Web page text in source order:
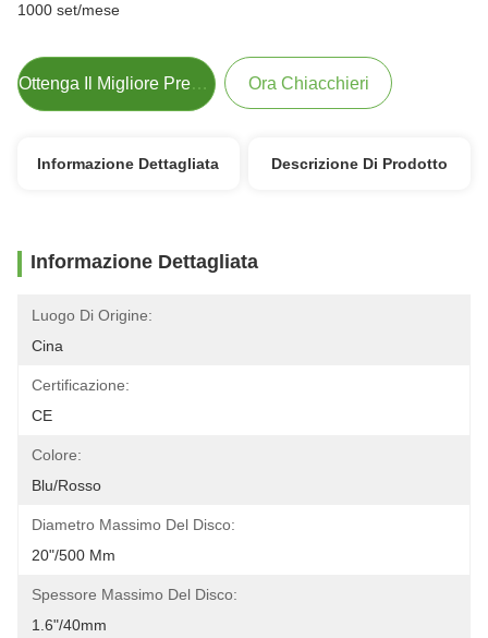
1000 set/mese
Ottenga Il Migliore Prezzo Ora Chiacchieri
Informazione Dettagliata Descrizione Di Prodotto
Informazione Dettagliata
Luogo Di Origine:
Cina
Certificazione:
CE
Colore:
Blu/rosso
Diametro Massimo Del Disco:
20"/500 Mm
Spessore Massimo Del Disco:
1.6"/40mm